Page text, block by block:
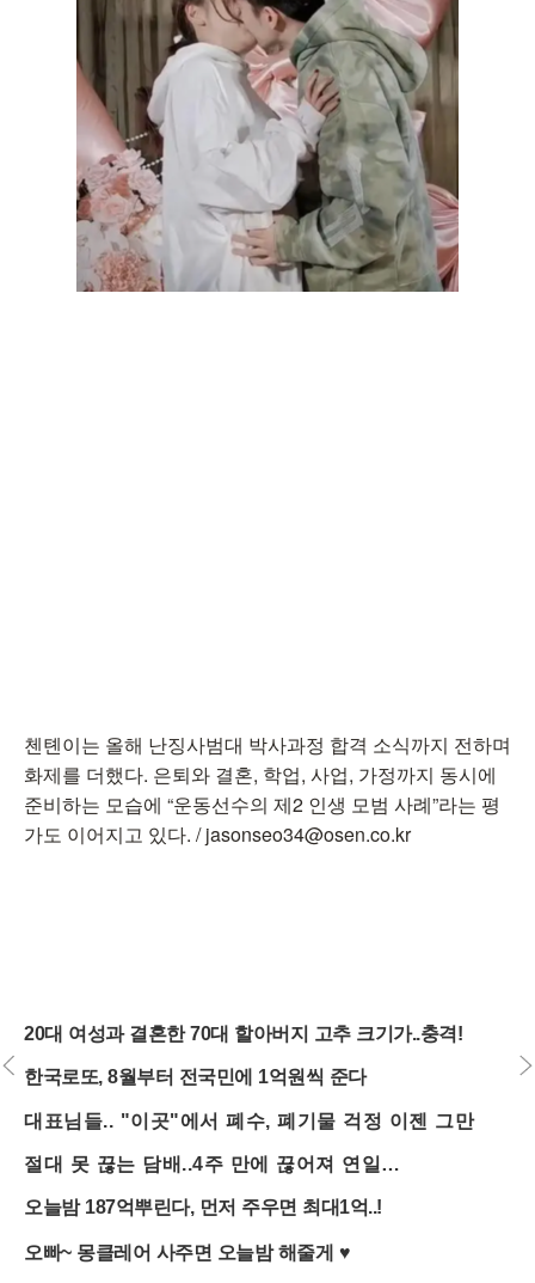
첸톈이는 올해 난징사범대 박사과정 합격 소식까지 전하며
화제를 더했다. 은퇴와 결혼, 학업, 사업, 가정까지 동시에
준비하는 모습에 “운동선수의 제2 인생 모범 사례”라는 평
가도 이어지고 있다. / jasonseo34@osen.co.kr